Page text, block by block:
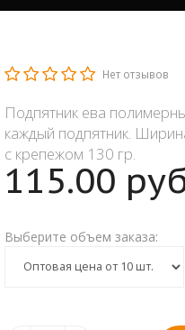
Нет отзывов
Подпятник ева
каждый подпятник.
с крепежом 130 гр.
115.00
Выберите объем заказа: